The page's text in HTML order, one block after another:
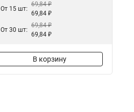
От 15 шт:
69,84 ₽
69,84 ₽
От 30 шт:
69,84 ₽
69,84 ₽
В корзину